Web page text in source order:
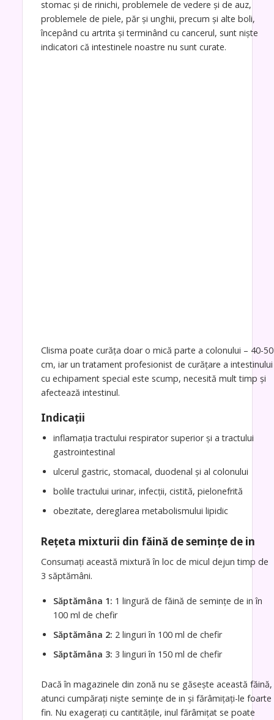
stomac și de rinichi, problemele de vedere și de auz,
problemele de piele, păr și unghii, precum și alte boli,
începând cu artrita și terminând cu cancerul, sunt niște
indicatori că intestinele noastre nu sunt curate.
Clisma poate curăța doar o mică parte a colonului – 40-50
cm, iar un tratament profesionist de curățare a intestinului
cu echipament special este scump, necesită mult timp și
afectează intestinul.
Indicații
inflamația tractului respirator superior și a tractului
gastrointestinal
ulcerul gastric, stomacal, duodenal și al colonului
bolile tractului urinar, infecții, cistită, pielonefrită
obezitate, dereglarea metabolismului lipidic
Rețeta mixturii din făină de semințe de in
Consumați această mixtură în loc de micul dejun timp de
3 săptămâni.
Săptămâna 1: 1 lingură de făină de semințe de in în
100 ml de chefir
Săptămâna 2: 2 linguri în 100 ml de chefir
Săptămâna 3: 3 linguri în 150 ml de chefir
Dacă în magazinele din zonă nu se găsește această făină,
atunci cumpărați niște semințe de in și fărâmițați-le foarte
fin. Nu exagerați cu cantitățile, inul fărâmițat se poate